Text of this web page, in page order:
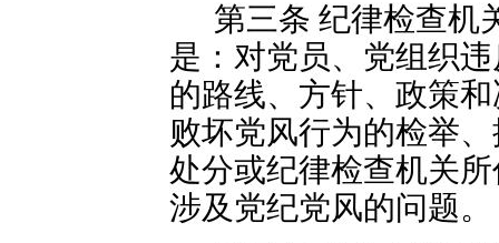
第三条 纪律检查机
是：对党员、党组织
的路线、方针、政策
败坏党风行为的检举
处分或纪律检查机关
涉及党纪党风的问题。